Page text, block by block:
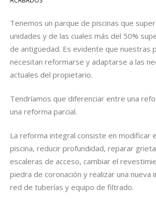
Tenemos un parque de piscinas que
unidades y de las cuales más del 50%
de antigüedad. Es evidente que nuestras
necesitan reformarse y adaptarse a las
actuales del propietario.
Tendríamos que diferenciar entre una
una reforma parcial.
La reforma integral consiste en modificar
piscina, reducir profundidad, reparar
escaleras de acceso, cambiar el
piedra de coronación y realizar una nueva
red de tuberías y equipo de filtrado.